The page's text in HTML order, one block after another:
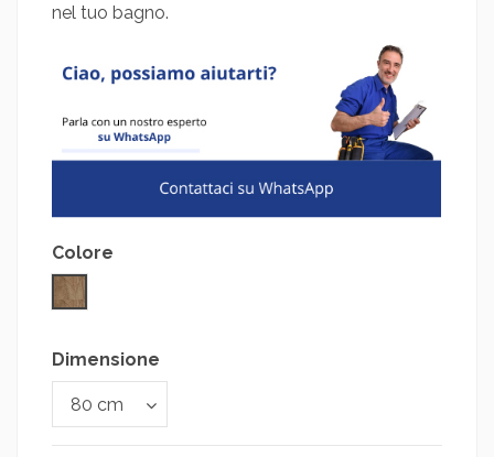
nel tuo bagno.
Colore
Noce
Dimensione